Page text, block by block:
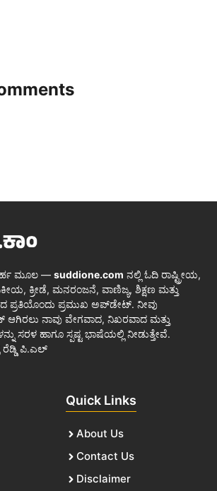
ಮೂಲ — suddione.com ನಲ್ಲಿ ಓದಿ ರಾಷ್ಟ್ರೀಯ,
ಕ್ರೀಡೆ, ಮನರಂಜನೆ, ವಾಣಿಜ್ಯ, ಶಿಕ್ಷಣ ಮತ್ತು
ಪ್ರತಿಯೊಂದು ಪ್ರಮುಖ ಅಪ್‌ಡೇಟ್. ನೀವು
ನಾವು ವೇಗವಾದ, ನಿಖರವಾದ ಮತ್ತು
ಸರಳ ಹಾಗೂ ಸ್ಪಷ್ಟ ಭಾಷೆಯಲ್ಲಿ ನೀಡುತ್ತೇವೆ.
ರೆಡ್ಡಿ ಪಿ.ಎಲ್
Quick Links
About Us
Contact Us
Disclaimer